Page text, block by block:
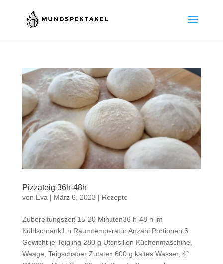
Pizzateig 36h-48h
von Eva | März 6, 2023 | Rezepte
Zubereitungszeit 15-20 Minuten36 h-48 h im
Kühlschrank1 h Raumtemperatur Anzahl Portionen 6
Gewicht je Teigling 280 g Utensilien Küchenmaschine,
Waage, Teigschaber Zutaten 600 g kaltes Wasser, 4°